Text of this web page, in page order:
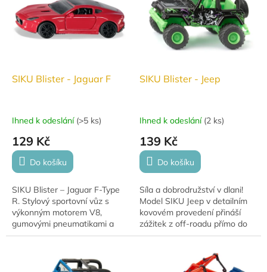
SIKU Blister - Jaguar F
Ihned k odeslání (>5 ks)
129 Kč
Do košíku
SIKU Blister – Jaguar F-Type
R. Stylový sportovní vůz s
výkonným motorem V8,
gumovými pneumatikami a
otevíratelnými dveřmi.
SIKU Blister - Jeep
Ihned k odeslání (2 ks)
139 Kč
Do košíku
Síla a dobrodružství v dlani!
Model SIKU Jeep v detailním
kovovém provedení přináší
zážitek z off-roadu přímo do
tvé sbírky. Kvalita, styl a